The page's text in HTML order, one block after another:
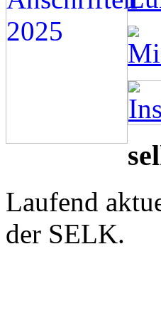
Laufend
der SELK.